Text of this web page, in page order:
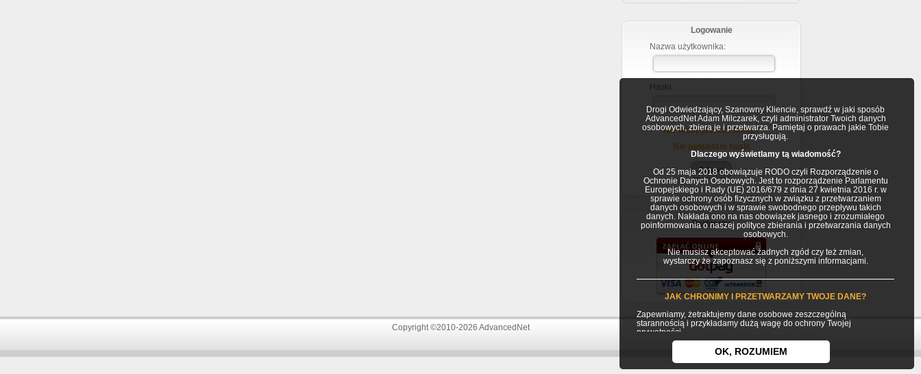
Drogi Odwiedzający, Szanowny Kliencie, sprawdź w jaki sposób
AdvancedNet Adam Milczarek, czyli administrator Twoich danych
osobowych, zbiera je i przetwarza. Pamiętaj o prawach jakie Tobie
przysługują.
Dlaczego wyświetlamy tą wiadomość?
Od 25 maja 2018 obowiązuje RODO czyli Rozporządzenie o
Ochronie Danych Osobowych. Jest to rozporządzenie Parlamentu
Europejskiego i Rady (UE) 2016/679 z dnia 27 kwietnia 2016 r. w
sprawie ochrony osób fizycznych w związku z przetwarzaniem
danych osobowych i w sprawie swobodnego przepływu takich
danych. Nakłada ono na nas obowiązek jasnego i zrozumiałego
poinformowania o naszej polityce zbierania i przetwarzania danych
osobowych.
Nie musisz akceptować żadnych zgód czy też zmian,
wystarczy że zapoznasz się z poniższymi informacjami.
JAK CHRONIMY I PRZETWARZAMY TWOJE DANE?
Zapewniamy, żetraktujemy dane osobowe zeszczególną
starannością i przykładamy dużą wagę do ochrony Twojej
prywatności.
Twoje dane osobowe gromadzimy i przetwarzamy jako
Usługodawca (AdvancedNet Adam Milczarek) będący
jednocześnie Administratorem danych osobowych.
OK, ROZUMIEM
Logowanie
Nazwa użytkownika:
Hasło:
Nie masz jeszcze konta?
Nie pamiętam hasla
Partnerzy
Copyright ©2010-2026 AdvancedNet